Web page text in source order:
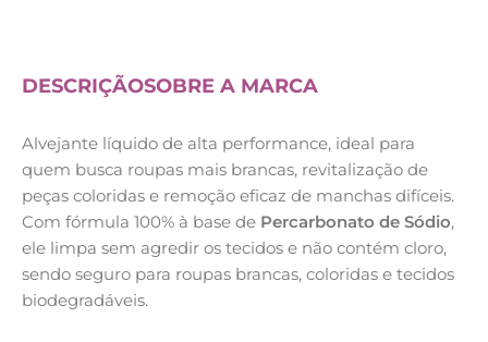
DESCRIÇÃOSOBRE A MARCA
Alvejante líquido de alta performance, ideal para
quem busca roupas mais brancas, revitalização de
peças coloridas e remoção eficaz de manchas difíceis.
Com fórmula 100% à base de Percarbonato de Sódio,
ele limpa sem agredir os tecidos e não contém cloro,
sendo seguro para roupas brancas, coloridas e tecidos
biodegradáveis.